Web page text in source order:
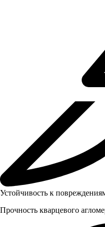
Устойчивость к
Прочность кварцевого